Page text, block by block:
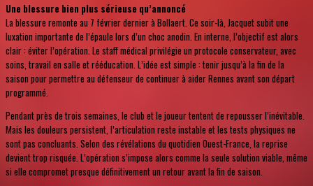
Une blessure bien plus sérieuse qu’annoncé
La blessure remonte au 7 février dernier à Bollaert. Ce soir-là, Jacquet subit une
luxation importante de l’épaule lors d’un choc anodin. En interne, l’objectif est alors
clair : éviter l’opération. Le staff médical privilégie un protocole conservateur, avec
soins, travail en salle et rééducation. L’idée est simple : tenir jusqu’à la fin de la
saison pour permettre au défenseur de continuer à aider Rennes avant son départ
programmé.
Pendant près de trois semaines, le club et le joueur tentent de repousser l’inévitable.
Mais les douleurs persistent, l’articulation reste instable et les tests physiques ne
sont pas concluants. Selon des révélations du quotidien Ouest-France, la reprise
devient trop risquée. L’opération s’impose alors comme la seule solution viable, même
si elle compromet presque définitivement un retour avant la fin de saison.